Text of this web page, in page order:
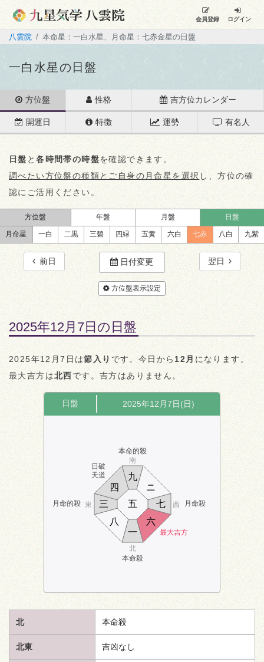
会員登録 ログイン
八雲院 本命星：一白水星、月命星：七赤金星の日盤
一白水星の日盤
方位盤 性格 吉方位カレンダー
開運日 特徴 運勢 有名人
日盤 と各時間帯の時盤を確認できます。
調べたい方位盤の種類とご自身の月命星を選択 し、方位の確
認にご活用ください。
方位盤 年盤 月盤 日盤
月命星 一白 二黒 三碧 四緑 五黄 六白 七赤 八白 九紫
前日 日付変更 翌日
方位盤表示設定
2025年12月7日の日盤
2025年12月7日は節入り です。今日から 12月 になります。
最大吉方は北西です。吉方はありません。
日盤 2025年12月7日(日)
日破
天道
本命的殺
月命的殺 月命殺
本命殺
最大吉方
南
北
東 西
一
ニ
三
四
五
六
七
八
九
北 本命殺
北東 吉凶なし